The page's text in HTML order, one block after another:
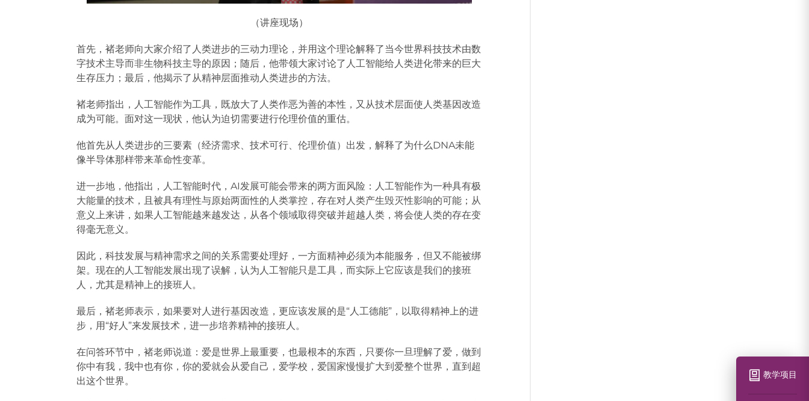
（讲座现场）
首先，褚老师向大家介绍了人类进步的三动力理论，并用这个理论解释了当今世界科技技术由数
字技术主导而非生物科技主导的原因；随后，他带领大家讨论了人工智能给人类进化带来的巨大
生存压力；最后，他揭示了从精神层面推动人类进步的方法。
褚老师指出，人工智能作为工具，既放大了人类作恶为善的本性，又从技术层面使人类基因改造
成为可能。面对这一现状，他认为迫切需要进行伦理价值的重估。
他首先从人类进步的三要素（经济需求、技术可行、伦理价值）出发，解释了为什么DNA未能
像半导体那样带来革命性变革。
进一步地，他指出，人工智能时代，AI发展可能会带来的两方面风险：人工智能作为一种具有极
大能量的技术，且被具有理性与原始两面性的人类掌控，存在对人类产生毁灭性影响的可能；从
意义上来讲，如果人工智能越来越发达，从各个领域取得突破并超越人类，将会使人类的存在变
得毫无意义。
因此，科技发展与精神需求之间的关系需要处理好，一方面精神必须为本能服务，但又不能被绑
架。现在的人工智能发展出现了误解，认为人工智能只是工具，而实际上它应该是我们的接班
人，尤其是精神上的接班人。
最后，褚老师表示，如果要对人进行基因改造，更应该发展的是“人工德能”，以取得精神上的进
步，用“好人”来发展技术，进一步培养精神的接班人。
在问答环节中，褚老师说道：爱是世界上最重要，也最根本的东西，只要你一旦理解了爱，做到
你中有我，我中也有你，你的爱就会从爱自己，爱学校，爱国家慢慢扩大到爱整个世界，直到超
出这个世界。
教学项目